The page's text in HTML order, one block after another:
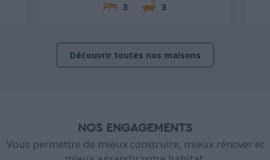
3
3
Découvrir toutes nos maisons
NOS ENGAGEMENTS
Vous permettre de mieux construire, mieux rénover et